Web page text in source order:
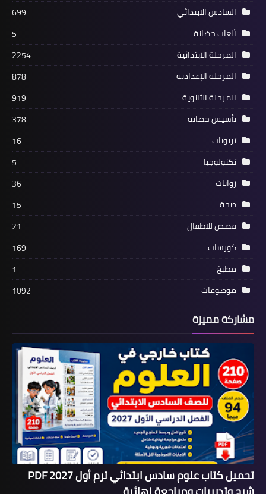
السادس الابتدائي
699
ألعاب حضانة
5
المرحلة الابتدائية
2254
المرحلة الإعدادية
878
المرحلة الثانوية
919
تأسيس حضانة
378
تربويات
16
تكنولوجيا
5
روايات
36
صحة
15
قصص للاطفال
21
كورسات
169
مطبخ
1
موضوعات
1092
مشاركة مميزة
تحميل كتاب علوم سادس ابتدائي ترم أول 2027 PDF